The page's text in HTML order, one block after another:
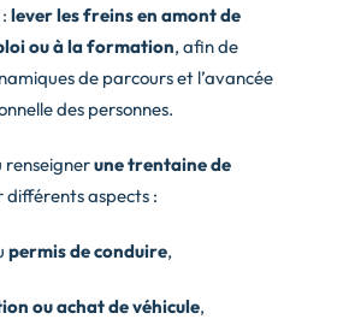
lever les freins en amont de
ou à la formation, afin de
de parcours et l’avancée
des personnes.
renseignerune trentaine de
différents aspects :
permis de conduire,
ou achat de véhicule,